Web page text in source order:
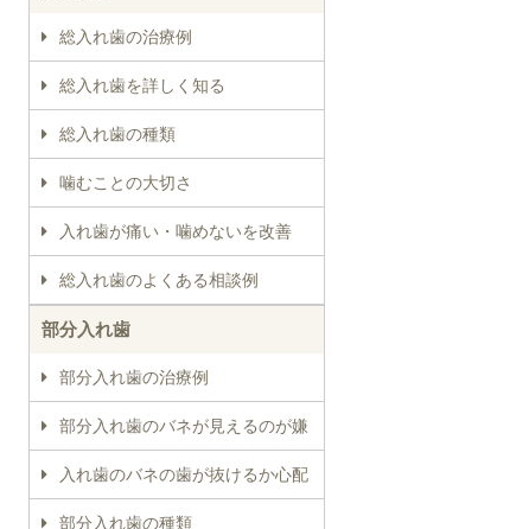
総入れ歯の治療例
総入れ歯を詳しく知る
総入れ歯の種類
噛むことの大切さ
入れ歯が痛い・噛めないを改善
総入れ歯のよくある相談例
部分入れ歯
部分入れ歯の治療例
部分入れ歯のバネが見えるのが嫌
入れ歯のバネの歯が抜けるか心配
部分入れ歯の種類